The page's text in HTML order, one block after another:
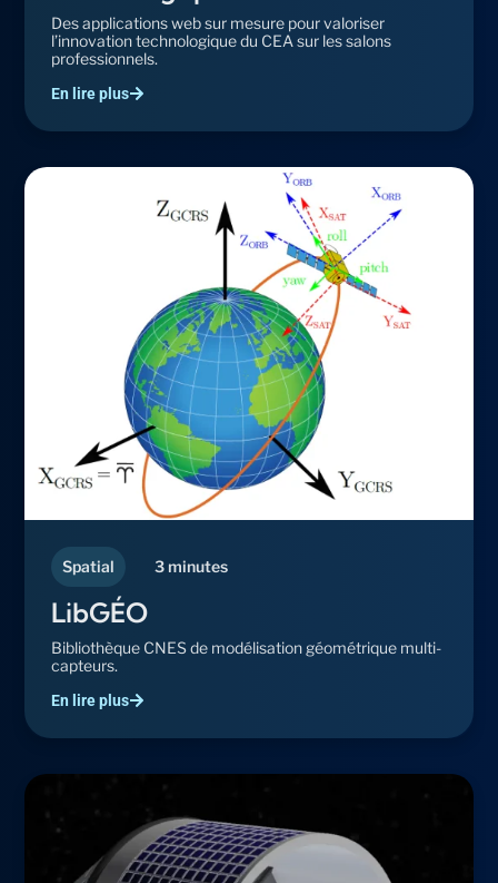
Des applications web sur mesure pour valoriser
l’innovation technologique du CEA sur les salons
professionnels.
En lire plus
Spatial 3 minutes
LibGÉO
Bibliothèque CNES de modélisation géométrique multi-
capteurs.
En lire plus